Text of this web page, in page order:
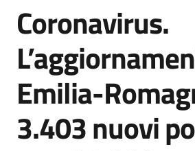
un
comunicato
Risorse
Salta al contenuto
Coronavirus.
Emilia-
3.403 nuovi